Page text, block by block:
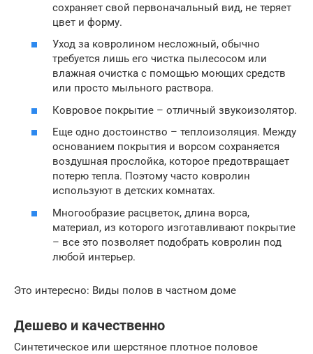
сохраняет свой первоначальный вид, не теряет
цвет и форму.
Уход за ковролином несложный, обычно
требуется лишь его чистка пылесосом или
влажная очистка с помощью моющих средств
или просто мыльного раствора.
Ковровое покрытие – отличный звукоизолятор.
Еще одно достоинство – теплоизоляция. Между
основанием покрытия и ворсом сохраняется
воздушная прослойка, которое предотвращает
потерю тепла. Поэтому часто ковролин
используют в детских комнатах.
Многообразие расцветок, длина ворса,
материал, из которого изготавливают покрытие
– все это позволяет подобрать ковролин под
любой интерьер.
Это интересно: Виды полов в частном доме
Дешево и качественно
Синтетическое или шерстяное плотное половое